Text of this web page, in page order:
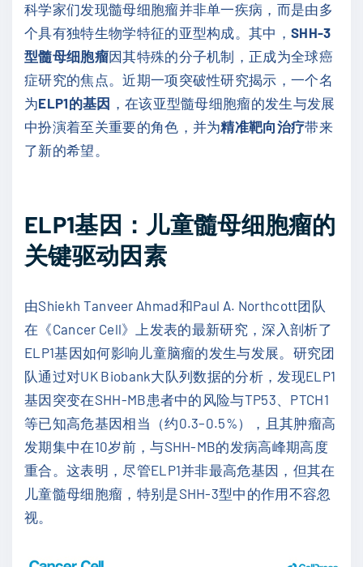
科学家们发现髓母细胞瘤并非单一疾病，而是由多
个具有独特生物学特征的亚型构成。其中，SHH-3
型髓母细胞瘤因其特殊的分子机制，正成为全球癌
症研究的焦点。近期一项突破性研究揭示，一个名
为ELP1的基因 ，在该亚型髓母细胞瘤的发生与发展
中扮演着至关重要的角色，并为精准靶向治疗带来
了新的希望。
ELP1基因：儿童髓母细胞瘤的
关键驱动因素
由Shiekh Tanveer Ahmad和Paul A. Northcott团队
在《Cancer Cell》上发表的最新研究，深入剖析了
ELP1基因如何影响儿童脑瘤的发生与发展。研究团
队通过对UK Biobank大队列数据的分析，发现ELP1
基因突变在SHH-MB患者中的风险与TP53、PTCH1
等已知高危基因相当（约0.3–0.5%），且其肿瘤高
发期集中在10岁前，与SHH-MB的发病高峰期高度
重合。这表明，尽管ELP1并非最高危基因，但其在
儿童髓母细胞瘤，特别是SHH-3型中的作用不容忽
视。